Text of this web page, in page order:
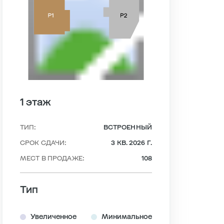
1 этаж
ТИП: ВСТРОЕННЫЙ
СРОК СДАЧИ: 3 КВ. 2026 Г.
МЕСТ В ПРОДАЖЕ: 108
Тип
Увеличенное
Минимальное